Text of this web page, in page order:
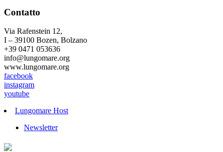
Contatto
Via Rafenstein 12,
I – 39100 Bozen, Bolzano
+39 0471 053636
info@lungomare.org
www.lungomare.org
facebook
instagram
youtube
Lungomare Host
Newsletter